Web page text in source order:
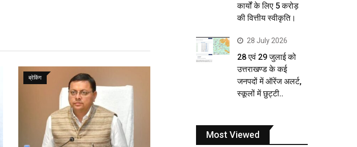
ब्रेकिंग
कार्यों के लिए 5 करोड़
की वित्तीय स्वीकृति।
28 July 2026
28 एवं 29 जुलाई को
उत्तराखण्ड के कई
जनपदों में ऑरेंज अलर्ट,
स्कूलों में छुट्टी..
Most Viewed